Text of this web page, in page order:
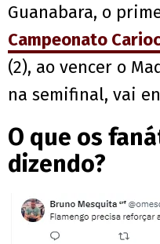
Guanabara, o
Campeonato
(2), ao vencer o
na semifinal, vai
O que os
dizendo?